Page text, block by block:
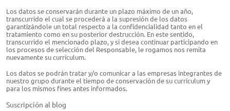
Los datos se conservarán durante un plazo máximo de un año,
transcurrido el cual se procederá a la supresión de los datos
garantizándole un total respecto a la confidencialidad tanto en el
tratamiento como en su posterior destrucción. En este sentido,
transcurrido el mencionado plazo, y si desea continuar participando en
los procesos de selección del Responsable, le rogamos nos remita
nuevamente su currículum.
Los datos se podrán tratar y/o comunicar a las empresas integrantes de
nuestro grupo durante el tiempo de conservación de su currículum y
para los mismos fines antes informados.
Suscripción al blog